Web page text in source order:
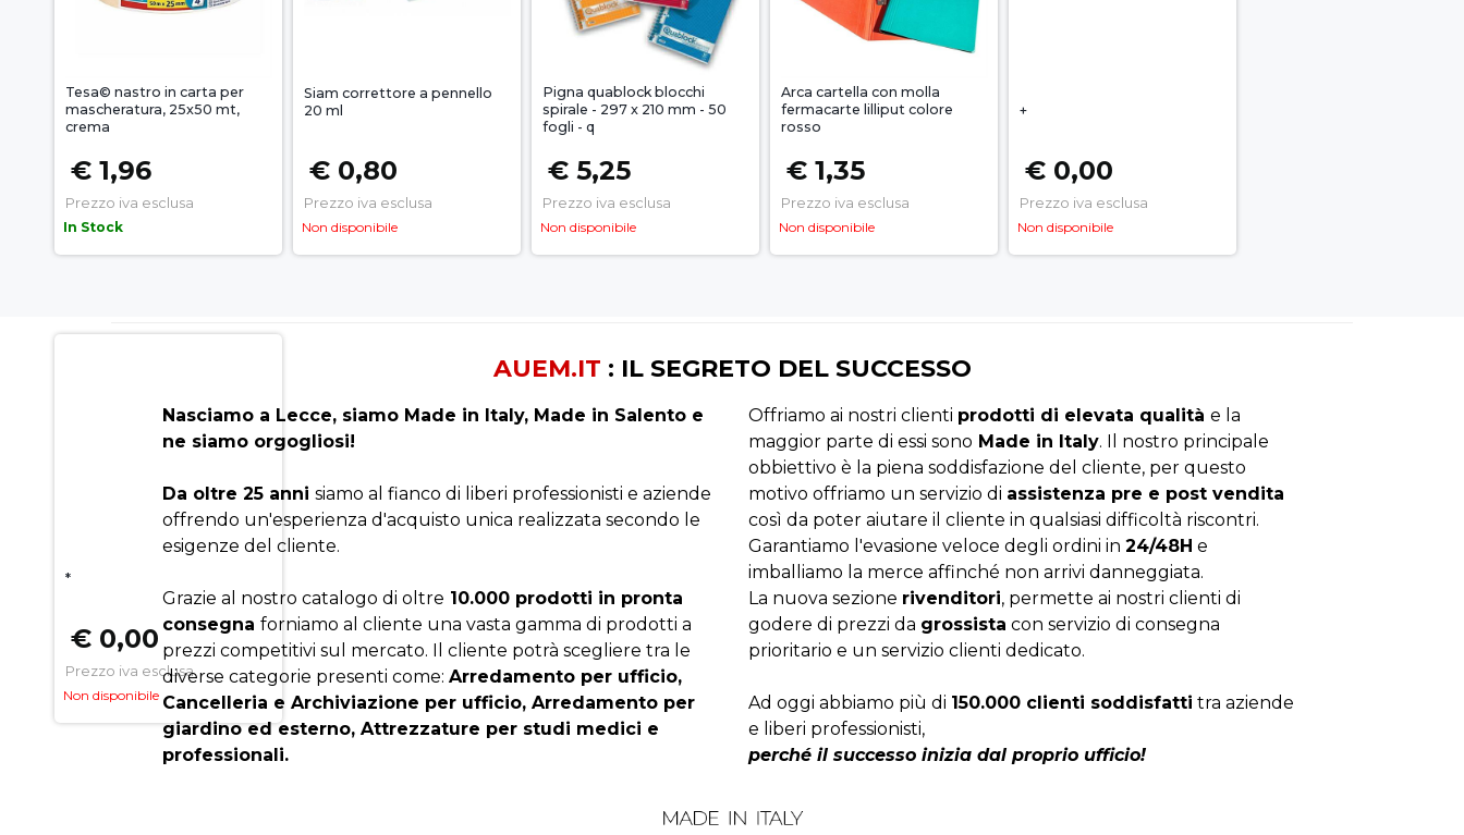
Tesa© nastro in carta per
mascheratura, 25x50 mt,
crema
€ 1,96
Prezzo iva esclusa
In Stock
Siam correttore a pennello
20 ml
€ 0,80
Prezzo iva esclusa
Non disponibile
Pigna quablock blocchi
spirale - 297 x 210 mm - 50
fogli - q
€ 5,25
Prezzo iva esclusa
Non disponibile
Arca cartella con molla
fermacarte lilliput colore
rosso
€ 1,35
Prezzo iva esclusa
Non disponibile
+
€ 0,00
Prezzo iva esclusa
Non disponibile
*
€ 0,00
Prezzo iva esclusa
Non disponibile
AUEM.IT : IL SEGRETO DEL SUCCESSO
Nasciamo a Lecce, siamo Made in Italy, Made in Salento e
ne siamo orgogliosi!
Da oltre 25 annisiamo al fianco di liberi professionisti e aziende
offrendo un'esperienza d'acquisto unica realizzata secondo le
esigenze del cliente.
Grazie al nostro catalogo di oltre 10.000 prodotti in pronta
consegnaforniamo al cliente una vasta gamma di prodotti a
prezzi competitivi sul mercato. Il cliente potrà scegliere tra le
diverse categorie presenti come:Arredamento per ufficio,
Cancelleria e Archiviazione per ufficio, Arredamento per
giardino ed esterno, Attrezzature per studi medici e
professionali.
Offriamo ai nostri clienti prodotti di elevata qualità e la
maggior parte di essi sono Made in Italy. Il nostro principale
obbiettivo è la piena soddisfazione del cliente, per questo
motivo offriamo un servizio di assistenza pre e post vendita
così da poter aiutare il cliente in qualsiasi difficoltà riscontri.
Garantiamo l'evasione veloce degli ordini in 24/48H e
imballiamo la merce affinché non arrivi danneggiata.
La nuova sezione rivenditori, permette ai nostri clienti di
godere di prezzi da grossista con servizio di consegna
prioritario e un servizio clienti dedicato.
Ad oggi abbiamo più di 150.000 clienti soddisfatti tra aziende
e liberi professionisti,
perché il successo inizia dal proprio ufficio!